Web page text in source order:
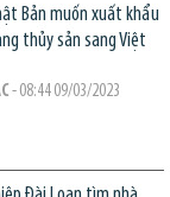
Bản muốn xuất khẩu
thủy sản sang Việt
- 08:44 09/03/2023